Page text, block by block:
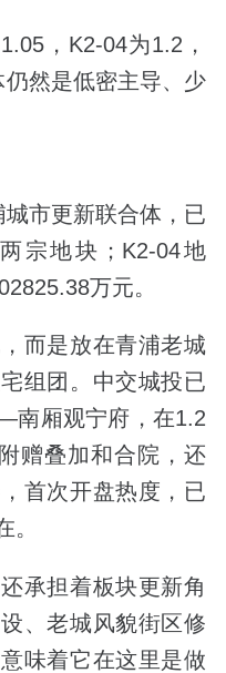
1.05， K2-04为1.2 ，
仍然是低密主导、少
市更新联合体，已
宗地块； K2-04地
万元。
而是放在青浦老城
组团。中交城投已
南厢观宁府，在1.2
赠叠加和合院，还
首次开盘热度，已
承担着板块更新角
、老城风貌街区修
味着它在这里是做